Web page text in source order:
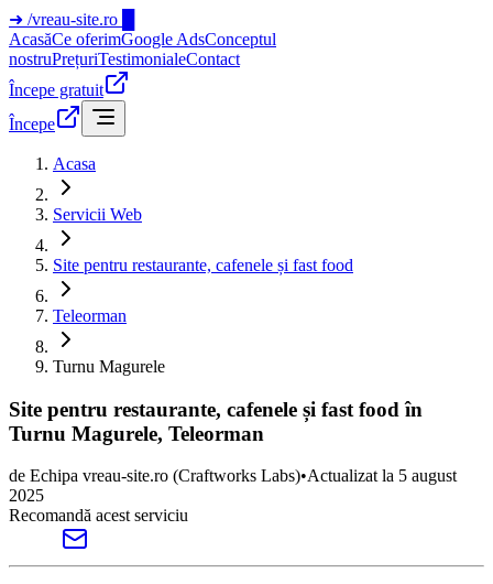
➜ /vreau-site.ro
AcasăCe oferimGoogle AdsConceptul
nostruPrețuriTestimonialeContact
Începe gratuit
Începe
Acasa
Servicii Web
Site pentru restaurante, cafenele și fast food
Teleorman
Turnu Magurele
Site pentru restaurante, cafenele și fast food în
Turnu Magurele, Teleorman
de Echipa vreau-site.ro (Craftworks Labs)•Actualizat la 5 august
2025
Recomandă acest serviciu